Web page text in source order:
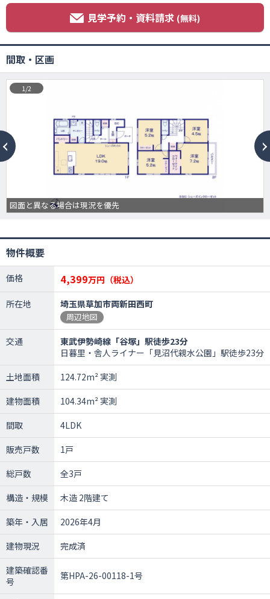
見学予約・資料請求 (無料)
間取・区画
図面と異なる場合は現況を優先
1/2
物件概要
価格 4,399万円（税込）
所在地
埼玉県草加市両新田西町
周辺地図
交通
東武伊勢崎線「谷塚」駅徒歩23分
日暮里・舎人ライナー「見沼代親水公園」駅徒歩23分
土地面積
124.72m² 実測
建物面積
104.34m² 実測
間取
4LDK
販売戸数
1戸
総戸数
全3戸
構造・規模
木造 2階建て
築年・入居
2026年4月
建物現況
完成済
建築確認番
号
第HPA-26-00118-1号